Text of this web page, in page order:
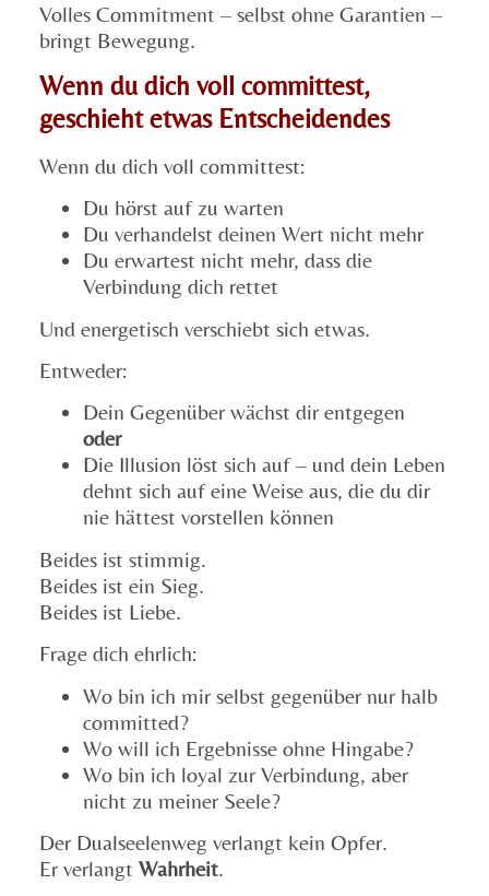
Volles Commitment – selbst ohne Garantien –
bringt Bewegung.
Wenn du dich voll committest,
geschieht etwas Entscheidendes
Wenn du dich voll committest:
Du hörst auf zu warten
Du verhandelst deinen Wert nicht mehr
Du erwartest nicht mehr, dass die
Verbindung dich rettet
Und energetisch verschiebt sich etwas.
Entweder:
Dein Gegenüber wächst dir entgegen
oder
Die Illusion löst sich auf – und dein Leben
dehnt sich auf eine Weise aus, die du dir
nie hättest vorstellen können
Beides ist stimmig.
Beides ist ein Sieg.
Beides ist Liebe.
Frage dich ehrlich:
Wo bin ich mir selbst gegenüber nur halb
committed?
Wo will ich Ergebnisse ohne Hingabe?
Wo bin ich loyal zur Verbindung, aber
nicht zu meiner Seele?
Der Dualseelenweg verlangt kein Opfer.
Er verlangt Wahrheit.